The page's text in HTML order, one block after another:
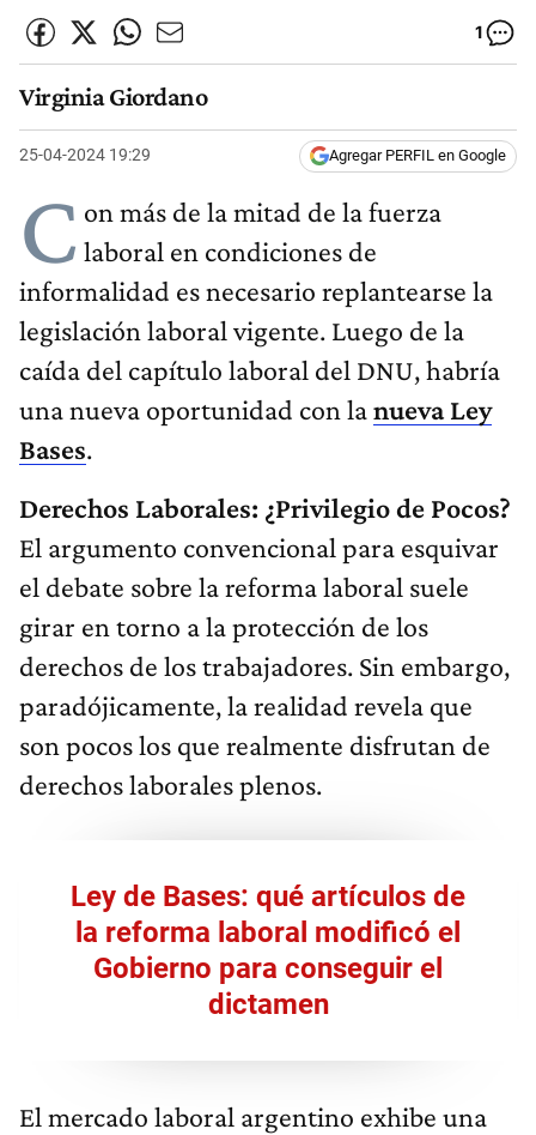
1
Virginia Giordano
25-04-2024 19:29 Agregar PERFIL en Google
C on más de la mitad de la fuerza
laboral en condiciones de
informalidad es necesario replantearse la
legislación laboral vigente. Luego de la
caída del capítulo laboral del DNU, habría
una nueva oportunidad con lanueva Ley
Bases.
Derechos Laborales: ¿Privilegio de Pocos?
El argumento convencional para esquivar
el debate sobre la reforma laboral suele
girar en torno a la protección de los
derechos de los trabajadores. Sin embargo,
paradójicamente, la realidad revela que
son pocos los que realmente disfrutan de
derechos laborales plenos.
Ley de Bases: qué artículos de
la reforma laboral modificó el
Gobierno para conseguir el
dictamen
El mercado laboral argentino exhibe una